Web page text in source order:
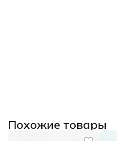
Похожие товары